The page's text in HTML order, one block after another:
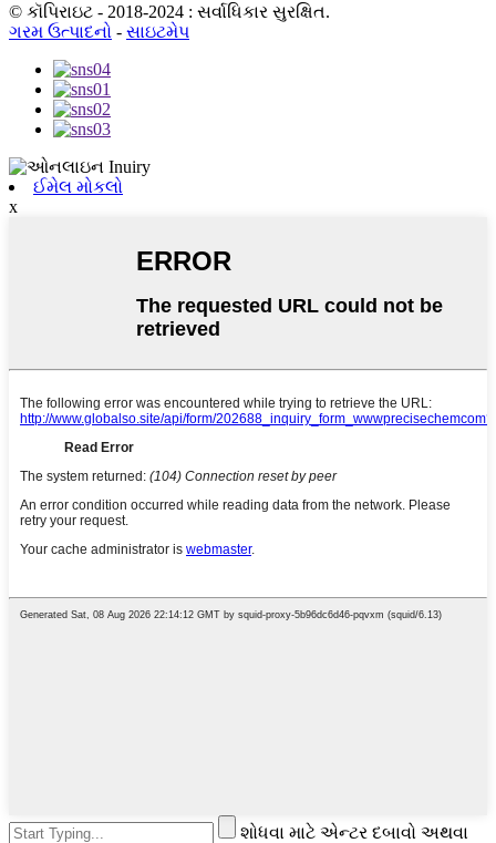
© કૉપિરાઇટ - 2018-2024 : સર્વાધિકાર સુરક્ષિત.
ગરમ ઉત્પાદનો - સાઇટમેપ
ઈમેલ મોકલો
x
શોધવા માટે એન્ટર દબાવો અથવા